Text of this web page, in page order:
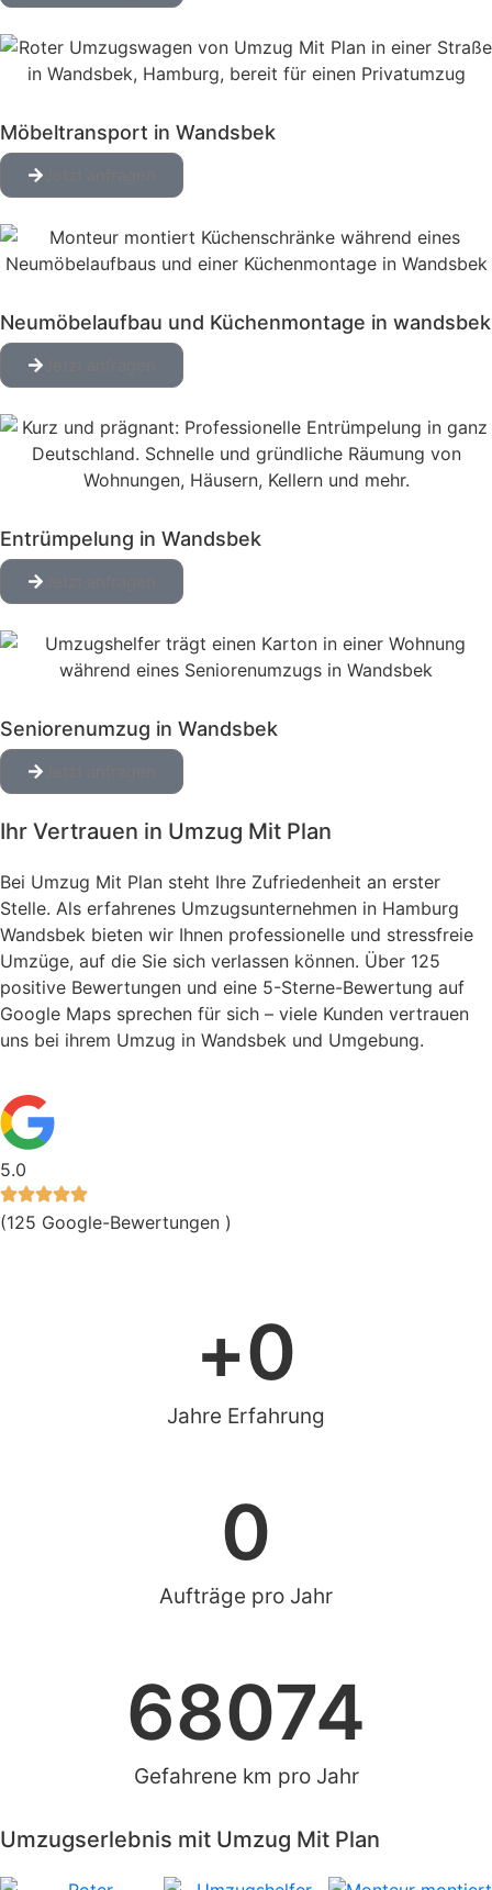
Möbeltransport in Wandsbek
Neumöbelaufbau und Küchenmontage in wandsbek
Entrümpelung in Wandsbek
Seniorenumzug in Wandsbek
Ihr Vertrauen in Umzug Mit Plan
Bei Umzug Mit Plan steht Ihre Zufriedenheit an erster
Stelle. Als erfahrenes Umzugsunternehmen in Hamburg
Wandsbek bieten wir Ihnen professionelle und stressfreie
Umzüge, auf die Sie sich verlassen können. Über 125
positive Bewertungen und eine 5-Sterne-Bewertung auf
Google Maps sprechen für sich – viele Kunden vertrauen
uns bei ihrem Umzug in Wandsbek und Umgebung.
5.0
(125 Google-Bewertungen )
Jahre Erfahrung
+0
Aufträge pro Jahr
0
Gefahrene km pro Jahr
68074
Umzugserlebnis mit Umzug Mit Plan